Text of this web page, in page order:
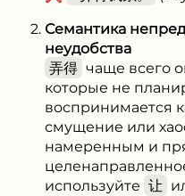
Семантика
неудобства
弄得 чаще всего
которые не
воспринимается
смущение или
намеренным и
используйте 让